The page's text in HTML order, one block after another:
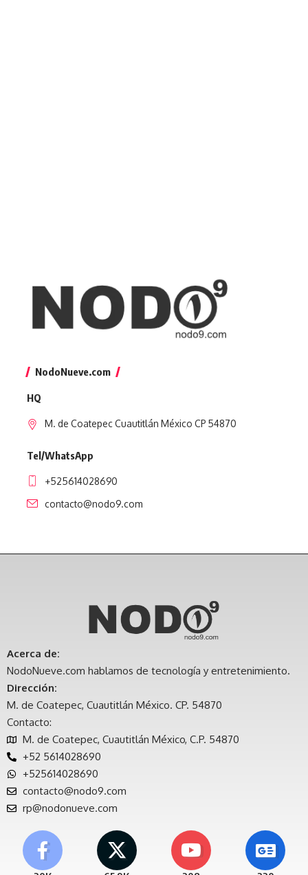
NodoNueve.com
HQ
M. de Coatepec Cuautitlán México CP 54870
Tel/WhatsApp
+525614028690
contacto@nodo9.com
Acerca de:
NodoNueve.com hablamos de tecnología y entretenimiento.
Dirección:
M. de Coatepec, Cuautitlán México. CP. 54870
Contacto:
M. de Coatepec, Cuautitlán México, C.P. 54870
+52 5614028690
+525614028690
contacto@nodo9.com
rp@nodonueve.com